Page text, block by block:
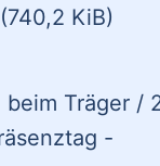
(740,2 KiB)
Träger /
-